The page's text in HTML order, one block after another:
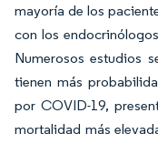
mayoría de los
con los
Numerosos estudios
tienen más
por COVID-19,
mortalidad más